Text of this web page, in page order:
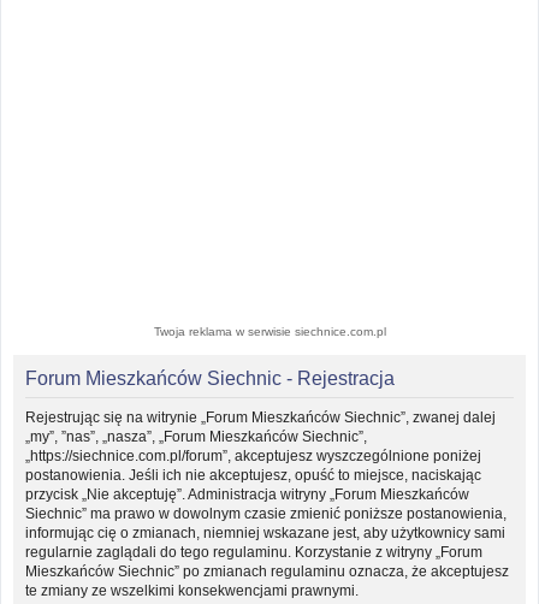
Twoja reklama w serwisie siechnice.com.pl
Forum Mieszkańców Siechnic - Rejestracja
Rejestrując się na witrynie „Forum Mieszkańców Siechnic”, zwanej dalej
„my”, ”nas”, „nasza”, „Forum Mieszkańców Siechnic”,
„https://siechnice.com.pl/forum”, akceptujesz wyszczególnione poniżej
postanowienia. Jeśli ich nie akceptujesz, opuść to miejsce, naciskając
przycisk „Nie akceptuję”. Administracja witryny „Forum Mieszkańców
Siechnic” ma prawo w dowolnym czasie zmienić poniższe postanowienia,
informując cię o zmianach, niemniej wskazane jest, aby użytkownicy sami
regularnie zaglądali do tego regulaminu. Korzystanie z witryny „Forum
Mieszkańców Siechnic” po zmianach regulaminu oznacza, że akceptujesz
te zmiany ze wszelkimi konsekwencjami prawnymi.